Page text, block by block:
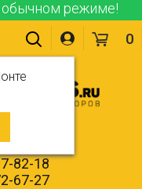
обычном режиме!
82-18
67-27
0